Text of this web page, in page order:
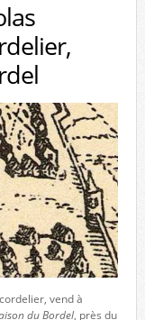
vend à
du Bordel, près du